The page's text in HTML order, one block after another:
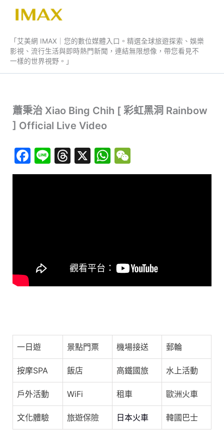
「艾美網 IMAX｜您的數位媒體入口。精選全球旅遊探索、娛樂
影視、流行生活與即時熱門新聞，連結無限想像，帶您看見不
一樣的世界視野。」
蕭秉治 Xiao Bing Chih [ 彩虹黑洞 Rainbow
] Official Live Video
F
a
k
Li
n
T
hr
X
W
h e
一日遊 景點門票 機場接送 郵輪
按摩SPA 飯店 高鐵國旅 水上活動
戶外活動 WiFi 租車 歐洲火車
文化體驗 旅遊保險 日本火車 韓國巴士